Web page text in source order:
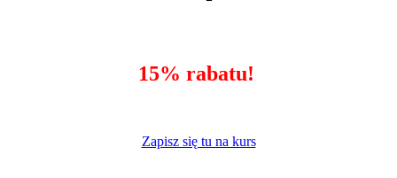
15% rabatu!
Zapisz się tu na kurs